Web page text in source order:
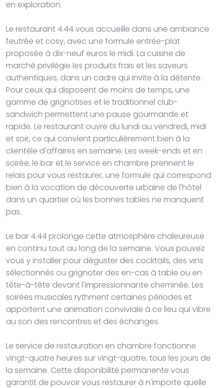
en exploration.
Le restaurant 4.44 vous accueille dans une ambiance
feutrée et cosy, avec une formule entrée-plat
proposée à dix-neuf euros le midi. La cuisine de
marché privilégie les produits frais et les saveurs
authentiques, dans un cadre qui invite à la détente.
Pour ceux qui disposent de moins de temps, une
gamme de grignotises et le traditionnel club-
sandwich permettent une pause gourmande et
rapide. Le restaurant ouvre du lundi au vendredi, midi
et soir, ce qui convient particulièrement bien à la
clientèle d'affaires en semaine. Les week-ends et en
soirée, le bar et le service en chambre prennent le
relais pour vous restaurer, une formule qui correspond
bien à la vocation de découverte urbaine de l'hôtel
dans un quartier où les bonnes tables ne manquent
pas.
Le bar 4.44 prolonge cette atmosphère chaleureuse
en continu tout au long de la semaine. Vous pouvez
vous y installer pour déguster des cocktails, des vins
sélectionnés ou grignoter des en-cas à table ou en
tête-à-tête devant l'impressionnante cheminée. Les
soirées musicales rythment certaines périodes et
apportent une animation conviviale à ce lieu qui vibre
au son des rencontres et des échanges.
Le service de restauration en chambre fonctionne
vingt-quatre heures sur vingt-quatre, tous les jours de
la semaine. Cette disponibilité permanente vous
garantit de pouvoir vous restaurer à n'importe quelle